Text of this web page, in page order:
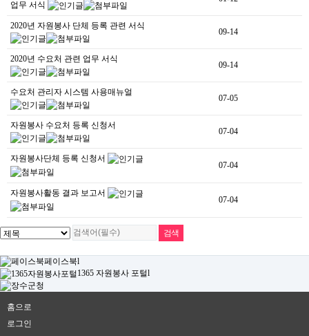
업무 서식
2020년 자원봉사 단체 등록 관련 서식
09-14
2020년 수요처 관련 업무 서식
09-14
수요처 관리자 시스템 사용매뉴얼
07-05
자원봉사 수요처 등록 신청서
07-04
자원봉사단체 등록 신청서
07-04
자원봉사활동 결과 보고서
07-04
페이스북l
1365 자원봉사 포털l
홈으로
로그인